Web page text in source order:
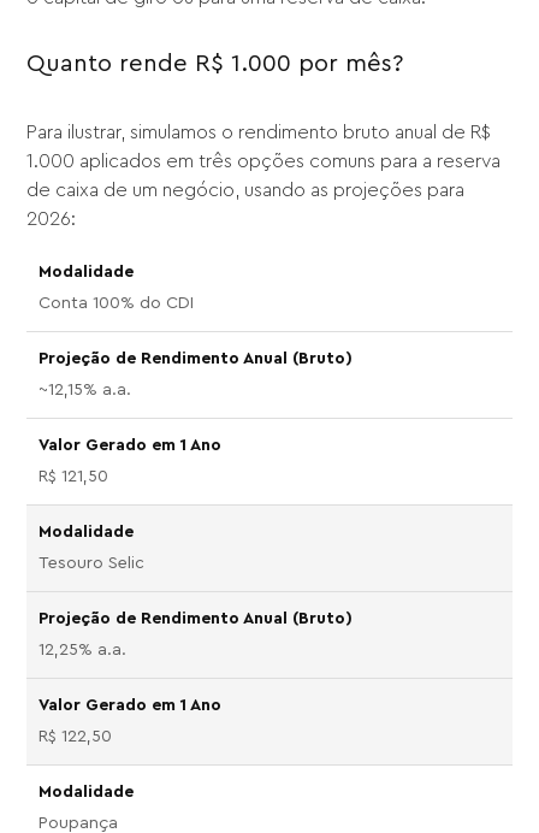
Quanto rende R$ 1.000 por mês?
Para ilustrar, simulamos o rendimento bruto anual de R$
1.000 aplicados em três opções comuns para a reserva
de caixa de um negócio, usando as projeções para
2026:
Conta 100% do CDI
~12,15% a.a.
R$ 121,50
Tesouro Selic
12,25% a.a.
R$ 122,50
Poupança